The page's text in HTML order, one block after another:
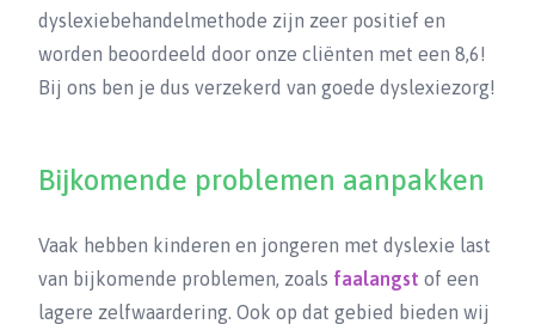
dyslexiebehandelmethode zijn zeer positief en
worden beoordeeld door onze cliënten met een 8,6!
Bij ons ben je dus verzekerd van goede dyslexiezorg!
Bijkomende problemen aanpakken
Vaak hebben kinderen en jongeren met dyslexie last
van bijkomende problemen, zoals faalangst of een
lagere zelfwaardering. Ook op dat gebied bieden wij